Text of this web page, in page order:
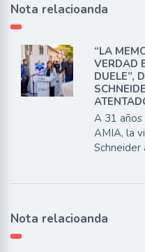
Nota relacioanda
“LA
VERDAD
DUELE”,
A 31
AMIA, la
Schneider
Nota relacioanda